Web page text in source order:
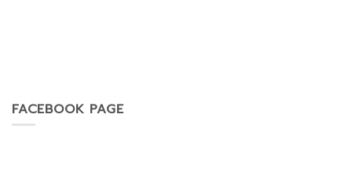
FACEBOOK PAGE